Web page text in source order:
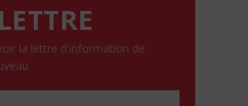
la lettre d'information de